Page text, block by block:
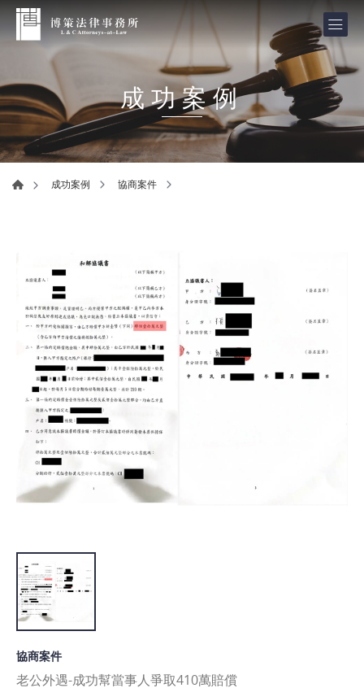
成功案例
成功案例 協商案件
協商案件
老公外遇-成功幫當事人爭取410萬賠償